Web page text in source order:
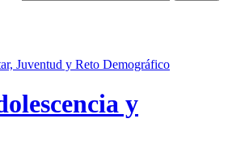
Juventud y Reto Demográfico
y